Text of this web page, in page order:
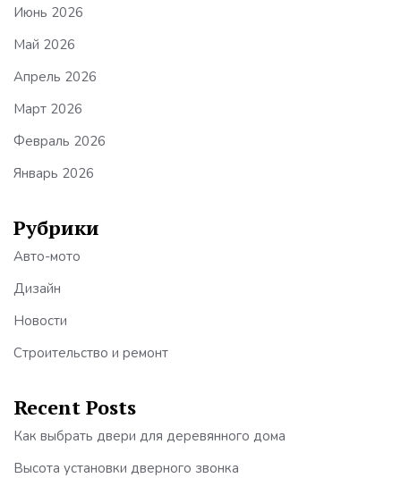
Июнь 2026
Май 2026
Апрель 2026
Март 2026
Февраль 2026
Январь 2026
Рубрики
Авто-мото
Дизайн
Новости
Строительство и ремонт
Recent Posts
Как выбрать двери для деревянного дома
Высота установки дверного звонка